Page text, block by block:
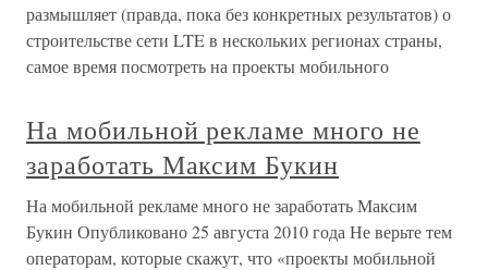
размышляет (правда, пока без конкретных результатов) о
строительстве сети LTE в нескольких регионах страны,
самое время посмотреть на проекты мобильного
На мобильной рекламе много не
заработать Максим Букин
На мобильной рекламе много не заработать Максим
Букин Опубликовано 25 августа 2010 года Не верьте тем
операторам, которые скажут, что «проекты мобильной